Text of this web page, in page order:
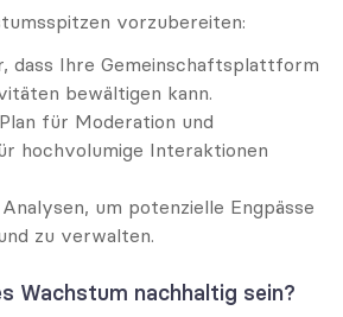
vorzubereiten:
dass Ihre Gemeinschaftsplattform
bewältigen kann.
für Moderation und
hochvolumige Interaktionen
um potenzielle Engpässe
zu verwalten.
Wachstum nachhaltig sein?